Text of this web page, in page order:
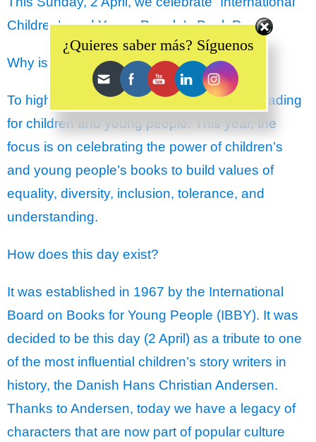
Children’s and Young People’s Book Day.”
Why is this day celebrated?
To highlight the importance of books and reading
for children and young people. This year, the
focus is on celebrating the power of children’s
and young people’s books to build values of
equality, diversity, inclusion, tolerance, and
understanding.
How does this day exist?
It was established in 1967 by the International
Board on Books for Young People (IBBY). It was
decided to be this day (2 April) as a tribute to one
of the most influential children’s story writers in
history, the Danish Hans Christian Andersen.
Thanks to Andersen, today we have a legacy of
characters that are now part of popular culture
¿Quieres saber más? Síguenos
Set Youtube Channel ID